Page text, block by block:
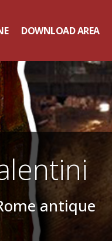
DOWNLOAD AREA
antique